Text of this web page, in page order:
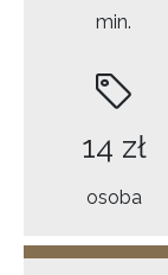
min.
14 zł
osoba